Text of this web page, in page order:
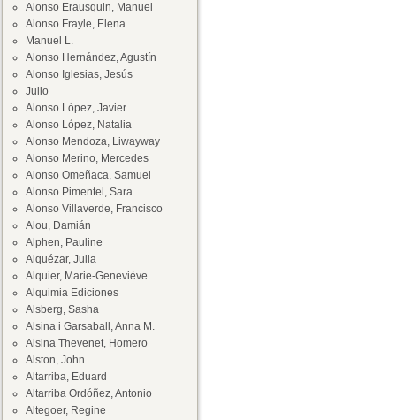
Alonso Erausquin, Manuel
Alonso Frayle, Elena
Manuel L.
Alonso Hernández, Agustín
Alonso Iglesias, Jesús
Julio
Alonso López, Javier
Alonso López, Natalia
Alonso Mendoza, Liwayway
Alonso Merino, Mercedes
Alonso Omeñaca, Samuel
Alonso Pimentel, Sara
Alonso Villaverde, Francisco
Alou, Damián
Alphen, Pauline
Alquézar, Julia
Alquier, Marie-Geneviève
Alquimia Ediciones
Alsberg, Sasha
Alsina i Garsaball, Anna M.
Alsina Thevenet, Homero
Alston, John
Altarriba, Eduard
Altarriba Ordóñez, Antonio
Altegoer, Regine